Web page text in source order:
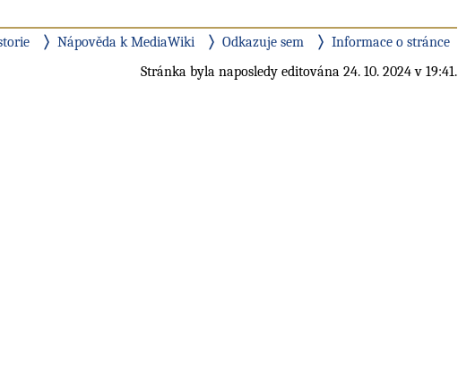
Nápověda k MediaWiki Odkazuje sem
Informace o stránce
Stránka byla naposledy editována 24. 10. 2024 v 19:41.